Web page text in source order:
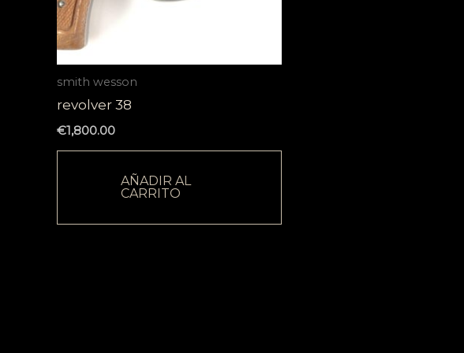
smith wesson
revolver 38
€1,800.00
AÑADIR AL
CARRITO